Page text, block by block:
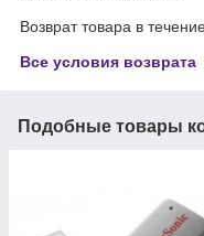
Возврат товара в
Все условия возврата
Подобные товары